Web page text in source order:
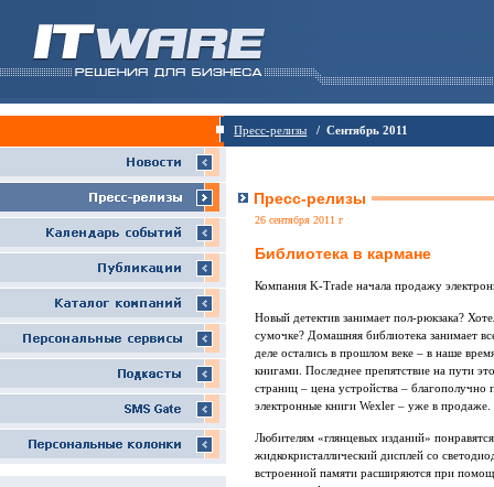
Пресс-релизы / Сентябрь 2011
Пресс-релизы
26 сентября 2011 г
Библиотека в кармане
Компания K-Trade начала продажу
Новый детектив занимает пол-рюкзака?
сумочке? Домашняя библиотека занимает
деле остались в прошлом веке – в наше
книгами. Последнее препятствие на пути
страниц – цена устройства –
электронные книги Wexler – уже в продаже.
Любителям «глянцевых изданий»
жидкокристаллический дисплей со
встроенной памяти расширяются при